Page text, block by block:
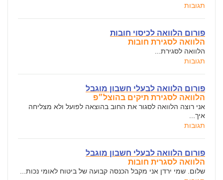
תגובות
פורום הלוואה לכיסוי חובות
הלוואה לסגירת חובות
הלוואה לסגירת...
תגובות
פורום הלוואה לבעלי חשבון מוגבל
הלוואה לסגירת תיקים בהוצל״פ
אני רוצה הלוואה לסגור את החוב בהוצאה לפועל ולא מצליחה
איך...
תגובות
פורום הלוואה לבעלי חשבון מוגבל
הלוואה לסגרית חובות
שלום. שמי ירדן אני מקבל הכנסה קבועה של ביטוח לאומי נכות...